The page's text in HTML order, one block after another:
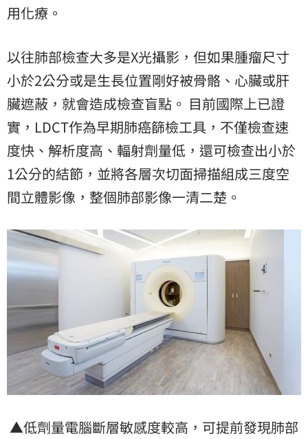
用化療。
以往肺部檢查大多是X光攝影，但如果腫瘤尺寸
小於2公分或是生長位置剛好被骨骼、心臟或肝
臟遮蔽，就會造成檢查盲點。 目前國際上已證
實，LDCT作為早期肺癌篩檢工具，不僅檢查速
度快、解析度高、輻射劑量低，還可檢查出小於
1公分的結節，並將各層次切面掃描組成三度空
間立體影像，整個肺部影像一清二楚。
▲低劑量電腦斷層敏感度較高，可提前發現肺部